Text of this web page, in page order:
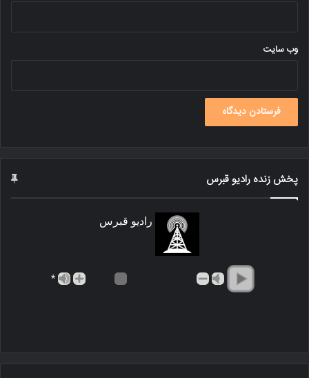
وب‌ سایت
پخش زنده رادیو قبرس
رادیو قبرس
*